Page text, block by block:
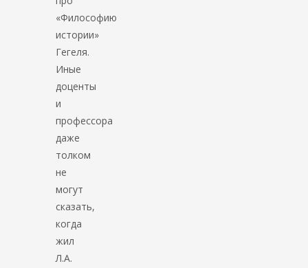
«Философию
истории»
Гегеля.
Иные
доценты
и
профессора
даже
толком
не
могут
сказать,
когда
жил
Л.А.